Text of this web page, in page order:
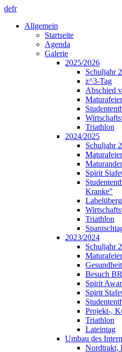
defr
Allgemein
Startseite
Agenda
Galerie
2025/2026
Schuljahr
z^3-Tag
Abschied
Maturafeier
Triathlon
2024/2025
Schuljahr
Maturafeier
Spirit
Kranke"
Triathlon
2023/2024
Schuljahr
Maturafeier
Besuch
Spirit
Spirit
Projekt-,
Triathlon
Lateintag
Umbau des
Nordtrakt,